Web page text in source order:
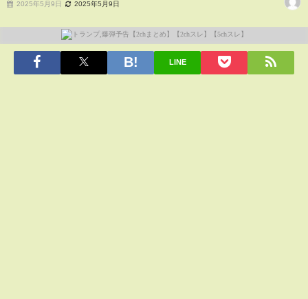
2025年5月9日 2025年5月9日
LINE